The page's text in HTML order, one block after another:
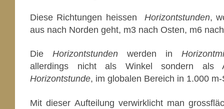
Diese Richtungen heissen Horizontstunden,
aus nach Norden geht, m3 nach Osten, m6
Die Horizontstunden werden in
allerdings nicht als Winkel sondern als
Horizontstunde, im globalen Bereich in 1.000
Mit dieser Aufteilung verwirklicht man